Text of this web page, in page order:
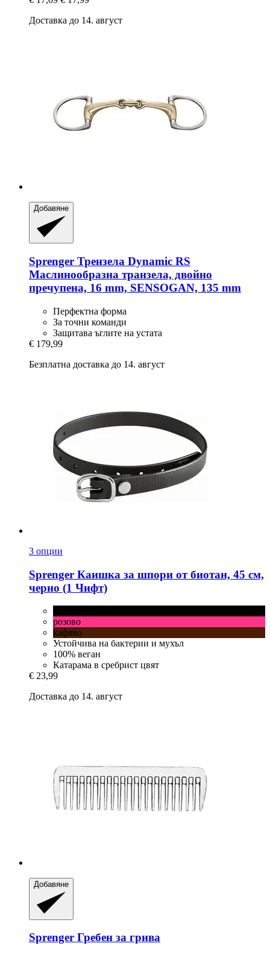
Доставка до 14. август
Добавяне
Sprenger Трензела Dynamic RS
Маслинообразна транзела, двойно
пречупена, 16 mm, SENSOGAN, 135 mm
Перфектна форма
За точни команди
Защитава ъглите на устата
€ 179,99
Безплатна доставка до 14. август
3 опции
Sprenger Каишка за шпори от биотан, 45 см,
черно (1 Чифт)
розово
кафяво
Устойчива на бактерии и мухъл
100% веган
Катарама в сребрист цвят
€ 23,99
Доставка до 14. август
Добавяне
Sprenger Гребен за грива